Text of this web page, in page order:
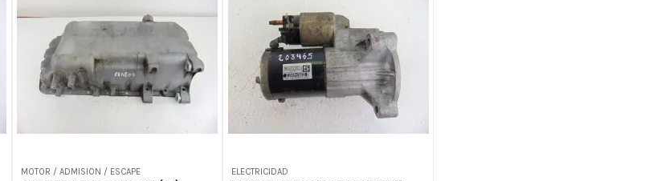
MOTOR / ADMISION / ESCAPE ELECTRICIDAD